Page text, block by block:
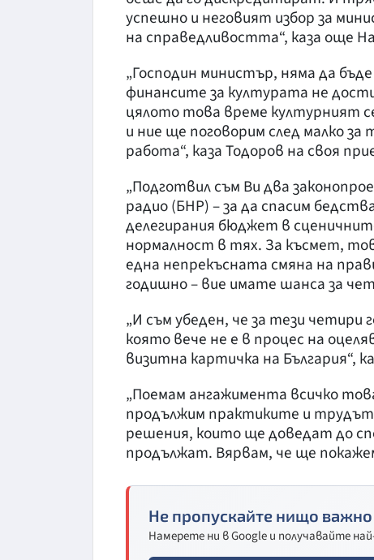
успешно и неговият избор за
на справедливостта“, каза още
„Господин министър, няма да
финансите за културата не
цялото това време културният
и ние ще поговорим след малко
работа“, каза Тодоров на своя
„Подготвил съм Ви два
радио (БНР) – за да спасим
делегирания бюджет в
нормалност в тях. За късмет,
една непрекъсната смяна на
годишно – вие имате шанса за
„И съм убеден, че за тези
която вече не е в процес на
визитна картичка на България“,
„Поемам ангажимента всичко
продължим практиките и
решения, които ще доведат до
продължат. Вярвам, че ще
Не пропускайте нищо важно
Намерете ни в Google и получавайте